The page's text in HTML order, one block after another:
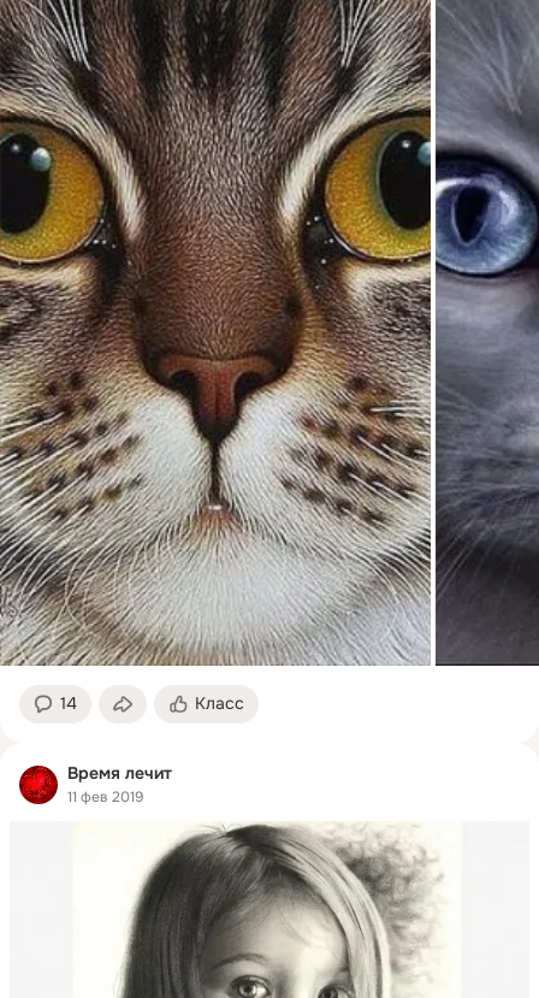
14 Класс
Время лечит
11 фев 2019